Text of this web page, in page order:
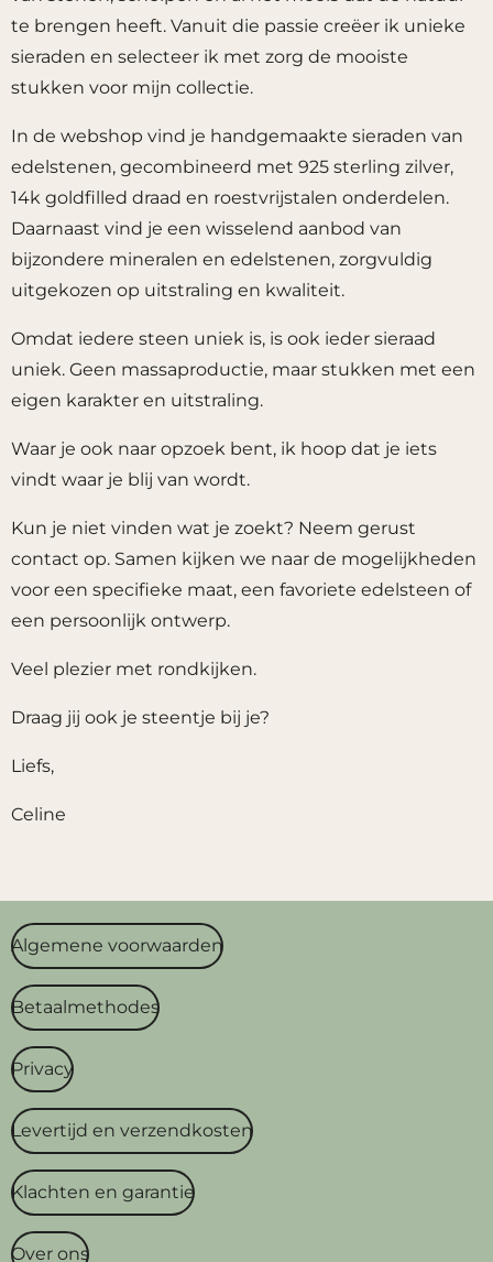
te brengen heeft. Vanuit die passie creëer ik unieke
sieraden en selecteer ik met zorg de mooiste
stukken voor mijn collectie.
In de webshop vind je handgemaakte sieraden van
edelstenen, gecombineerd met 925 sterling zilver,
14k goldfilled draad en roestvrijstalen onderdelen.
Daarnaast vind je een wisselend aanbod van
bijzondere mineralen en edelstenen, zorgvuldig
uitgekozen op uitstraling en kwaliteit.
Omdat iedere steen uniek is, is ook ieder sieraad
uniek. Geen massaproductie, maar stukken met een
eigen karakter en uitstraling.
Waar je ook naar opzoek bent, ik hoop dat je iets
vindt waar je blij van wordt.
Kun je niet vinden wat je zoekt? Neem gerust
contact op. Samen kijken we naar de mogelijkheden
voor een specifieke maat, een favoriete edelsteen of
een persoonlijk ontwerp.
Veel plezier met rondkijken.
Draag jij ook je steentje bij je?
Liefs,
Celine
Algemene voorwaarden
Betaalmethodes
Privacy
Levertijd en verzendkosten
Klachten en garantie
Over ons